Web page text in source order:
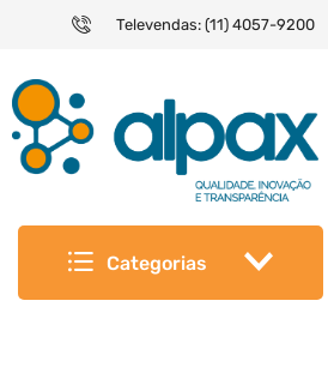
Televendas: (11) 4057-9200
Categorias